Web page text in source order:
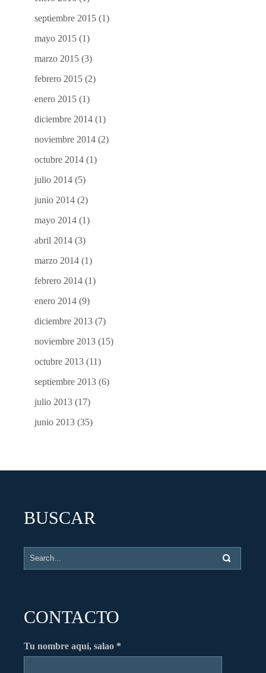
septiembre 2015 (1)
mayo 2015 (1)
marzo 2015 (3)
febrero 2015 (2)
enero 2015 (1)
diciembre 2014 (1)
noviembre 2014 (2)
octubre 2014 (1)
julio 2014 (5)
junio 2014 (2)
mayo 2014 (1)
abril 2014 (3)
marzo 2014 (1)
febrero 2014 (1)
enero 2014 (9)
diciembre 2013 (7)
noviembre 2013 (15)
octubre 2013 (11)
septiembre 2013 (6)
julio 2013 (17)
junio 2013 (35)
BUSCAR
CONTACTO
Tu nombre aquí, salao *